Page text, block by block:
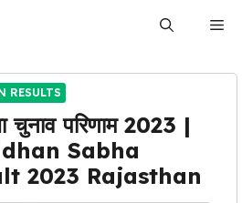
RESULTS
चुनाव परिणाम 2023 |
Sabha
2023 Rajasthan